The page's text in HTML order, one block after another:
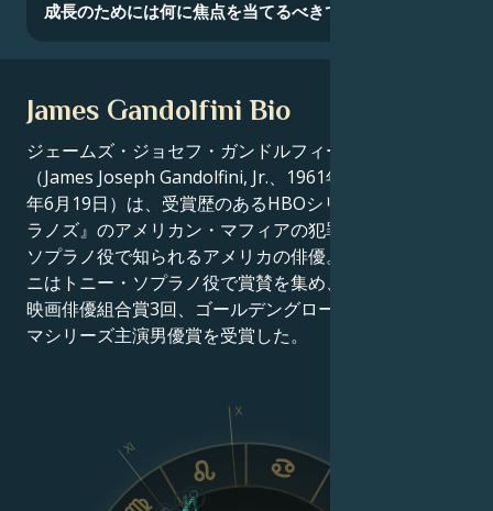
成長のためには何に焦点を当てるべきでしょうか？
James Gandolfini Bio
ジェームズ・ジョセフ・ガンドルフィーニ・ジュニア
（James Joseph Gandolfini, Jr.、1961年9月18日 - 2013
年6月19日）は、受賞歴のあるHBOシリーズ『ザ・ソプ
ラノズ』のアメリカン・マフィアの犯罪ボス、トニー・
ソプラノ役で知られるアメリカの俳優。ガンドルフィー
ニはトニー・ソプラノ役で賞賛を集め、エミー賞3回、
映画俳優組合賞3回、ゴールデングローブ賞1回のドラ
マシリーズ主演男優賞を受賞した。
X
XI